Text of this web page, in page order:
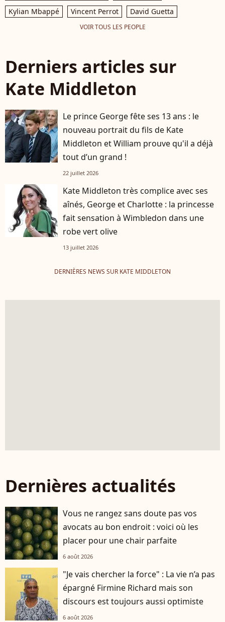
Kylian Mbappé
Vincent Perrot David Guetta
VOIR TOUS LES PEOPLE
Derniers articles sur
Kate Middleton
Le prince George fête ses 13 ans : le
nouveau portrait du fils de Kate
Middleton et William prouve qu'il a déjà
tout d’un grand !
22 juillet 2026
Kate Middleton très complice avec ses
aînés, George et Charlotte : la princesse
fait sensation à Wimbledon dans une
robe vert olive
13 juillet 2026
DERNIÈRES NEWS SUR KATE MIDDLETON
Dernières actualités
Vous ne rangez sans doute pas vos
avocats au bon endroit : voici où les
placer pour une chair parfaite
6 août 2026
"Je vais chercher la force" : La vie n’a pas
épargné Firmine Richard mais son
discours est toujours aussi optimiste
6 août 2026